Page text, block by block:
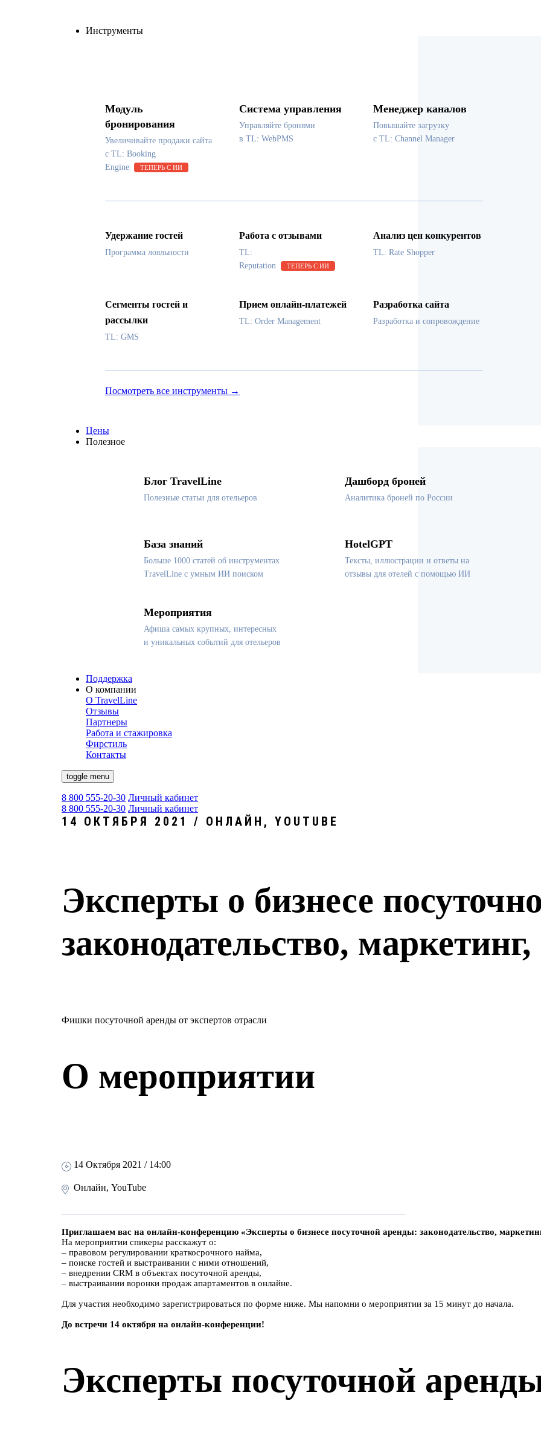
Инструменты
Модуль
бронирования
Увеличивайте продажи сайта
с TL: Booking
Engine
ТЕПЕРЬ С ИИ
Система управления
Управляйте бронями
в TL: WebPMS
Менеджер каналов
Повышайте загрузку
с TL: Channel Manager
Удержание гостей
Программа лояльности
Работа с отзывами
TL:
Reputation
ТЕПЕРЬ С ИИ
Анализ цен конкурентов
TL: Rate Shopper
Сегменты гостей и
рассылки
TL: GMS
Прием онлайн-платежей
TL: Order Management
Разработка сайта
Разработка и сопровождение
Посмотреть все инструменты →
Цены
Полезное
Блог TravelLine
Полезные статьи для отельеров
Дашборд броней
Аналитика броней по России
База знаний
Больше 1000 статей об инструментах
TravelLine с умным ИИ поиском
HotelGPT
Тексты, иллюстрации и ответы на
отзывы для отелей с помощью ИИ
Мероприятия
Афиша самых крупных, интересных
и уникальных событий для отельеров
Поддержка
О компании
О TravelLine
Отзывы
Партнеры
Работа и стажировка
Фирстиль
Контакты
toggle menu
8 800 555-20-30 Личный кабинет
8 800 555-20-30 Личный кабинет
14 ОКТЯБРЯ 2021 / ОНЛАЙН, YOUTUBE
Эксперты о бизнесе
законодательство,
Фишки посуточной аренды от экспертов отрасли
О мероприятии
14 Октября 2021 / 14:00
Онлайн, YouTube
Приглашаем вас на онлайн-конференцию «Эксперты о бизнесе посуточной аренды: законодательство,
На мероприятии спикеры расскажут о:
– правовом регулировании краткосрочного найма,
– поиске гостей и выстраивании с ними отношений,
– внедрении CRM в объектах посуточной аренды,
– выстраивании воронки продаж апартаментов в онлайне.
Для участия необходимо зарегистрироваться по форме ниже. Мы напомни о мероприятии за 15 минут до начала.
До встречи 14 октября на онлайн-конференции!
Эксперты посуточной